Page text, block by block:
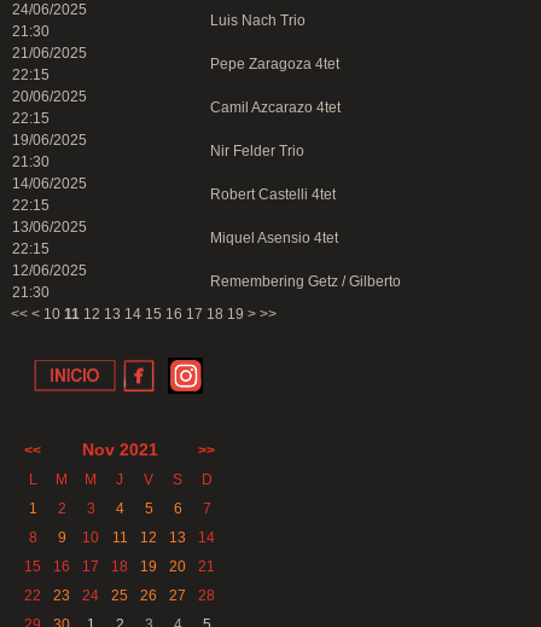
24/06/2025
21:30
Luis Nach Trio
21/06/2025
22:15
Pepe Zaragoza 4tet
20/06/2025
22:15
Camil Azcarazo 4tet
19/06/2025
21:30
Nir Felder Trio
14/06/2025
22:15
Robert Castelli 4tet
13/06/2025
22:15
Miquel Asensio 4tet
12/06/2025
21:30
Remembering Getz / Gilberto
<< < 10 11 12 13 14 15 16 17 18 19 > >>
<< Nov 2021
>>
L
M M J V S
D
1
2 3 4 5 6
7
8
9 10 11 12 13
14
15
16 17 18 19 20
21
22
23 24 25 26 27
28